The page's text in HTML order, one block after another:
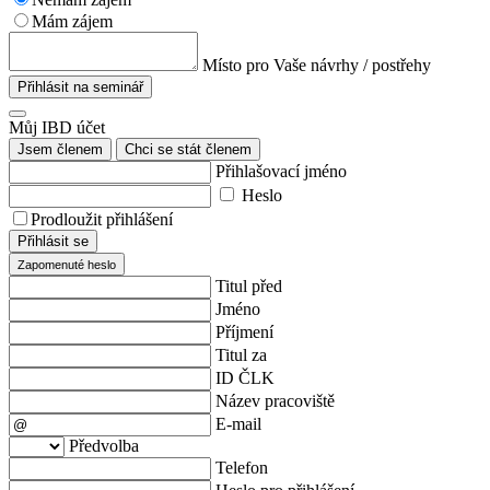
Mám zájem
Místo pro Vaše návrhy / postřehy
Přihlásit na seminář
Můj IBD účet
Jsem členem Chci se stát členem
Přihlašovací jméno
Heslo
Prodloužit přihlášení
Přihlásit se
Zapomenuté heslo
Titul před
Jméno
Příjmení
Titul za
ID ČLK
Název pracoviště
E-mail
Předvolba
Telefon